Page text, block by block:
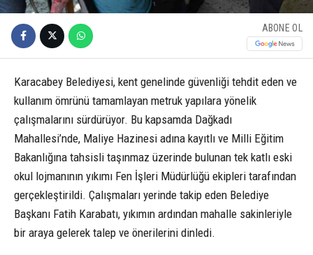
ABONE OL
Karacabey Belediyesi, kent genelinde güvenliği tehdit eden ve
kullanım ömrünü tamamlayan metruk yapılara yönelik
çalışmalarını sürdürüyor. Bu kapsamda Dağkadı
Mahallesi’nde, Maliye Hazinesi adına kayıtlı ve Milli Eğitim
Bakanlığına tahsisli taşınmaz üzerinde bulunan tek katlı eski
okul lojmanının yıkımı Fen İşleri Müdürlüğü ekipleri tarafından
gerçekleştirildi. Çalışmaları yerinde takip eden Belediye
Başkanı Fatih Karabatı, yıkımın ardından mahalle sakinleriyle
bir araya gelerek talep ve önerilerini dinledi.